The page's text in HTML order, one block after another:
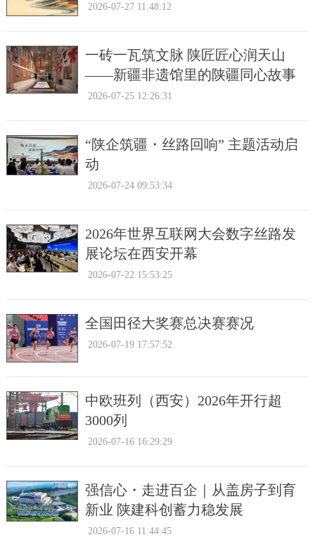
2026-07-27 11:48:12
一砖一瓦筑文脉 陕匠匠心润天山
——新疆非遗馆里的陕疆同心故事
2026-07-25 12:26:31
“陕企筑疆・丝路回响” 主题活动启
动
2026-07-24 09:53:34
2026年世界互联网大会数字丝路发
展论坛在西安开幕
2026-07-22 15:53:25
全国田径大奖赛总决赛赛况
2026-07-19 17:57:52
中欧班列（西安）2026年开行超
3000列
2026-07-16 16:29:29
强信心・走进百企｜从盖房子到育
新业 陕建科创蓄力稳发展
2026-07-16 11:44:45